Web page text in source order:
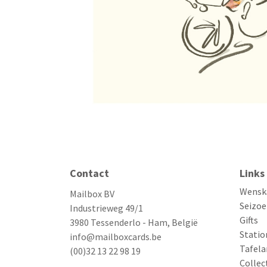
Contact
Mailbox BV
Industrieweg 49/1
3980 Tessenderlo - Ham, België
info@mailboxcards.be
(00)32 13 22 98 19
Links
Gifts